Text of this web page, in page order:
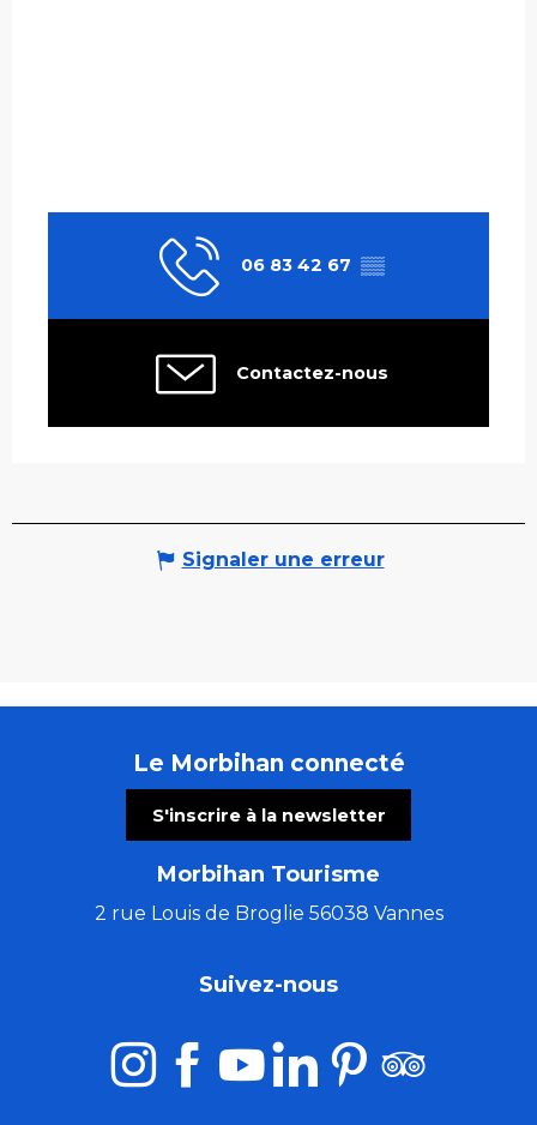
06 83 42 67 ▒▒
Contactez-nous
Signaler une erreur
Le Morbihan connecté
S'inscrire à la newsletter
Morbihan Tourisme
2 rue Louis de Broglie 56038 Vannes
Suivez-nous